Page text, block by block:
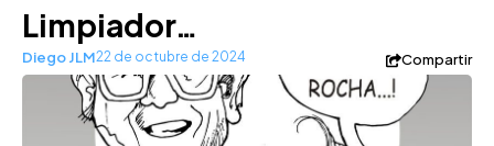
Limpiador…
Diego JLM22 de octubre de 2024 Compartir